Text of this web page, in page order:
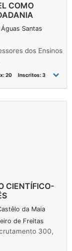
COMO
Águas Santas
dos Ensinos
20 Inscritos: 3
CIENTÍFICO-
da Maia
de Freitas
300,